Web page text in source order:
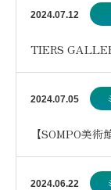
えるとき』展
2024.07.12
TIERS
d…
2024.07.05
【SOMPO美
ク展 時をつか
2024.06.22